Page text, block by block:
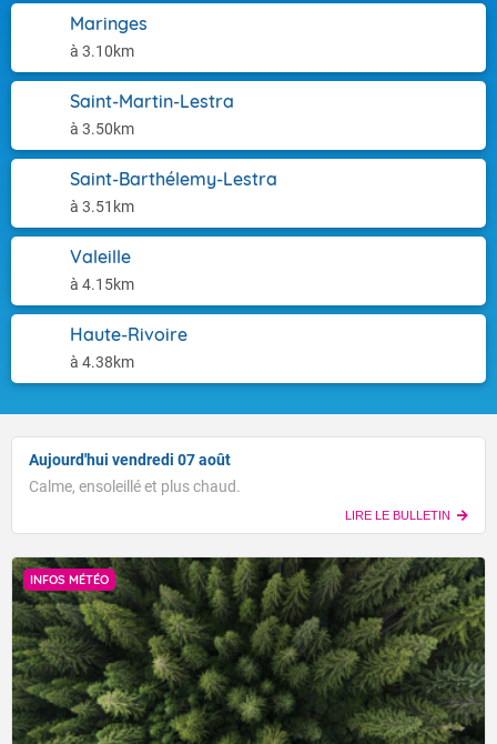
Maringes
à 3.10km
Saint-Martin-Lestra
à 3.50km
Saint-Barthélemy-Lestra
à 3.51km
Valeille
à 4.15km
Haute-Rivoire
à 4.38km
Aujourd'hui vendredi 07 août
Calme, ensoleillé et plus chaud.
LIRE LE BULLETIN
INFOS MÉTÉO